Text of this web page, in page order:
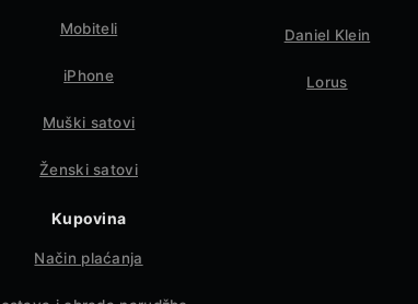
Mobiteli
iPhone
Muški satovi
Ženski satovi
Kupovina
Način plaćanja
Daniel Klein
Lorus